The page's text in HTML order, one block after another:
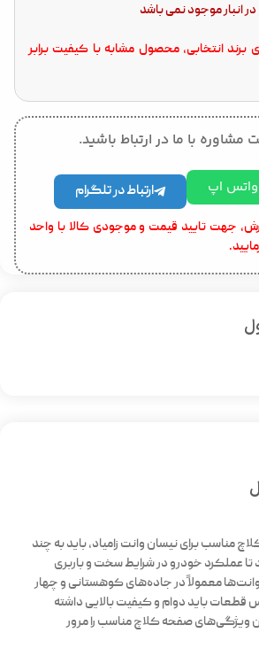
در انبار موجود نمی باشد
انتخابی، محصول مشابه با کیفیت برابر
مشاوره با ما در ارتباط باشید.
واتس اپ ارتباط در تلگرام
جهت تایید قیمت و موجودی کالا با واحد
مناسب برای نیسان وانت زامیاد، باید به چند
عملکرد خودرو در شرایط سخت و باربری
معمولاً در جاده‌های کوهستانی و چهار
قطعات باید دوام و کیفیت بالایی داشته
ویژگی‌های صفحه کلاچ مناسب را مرور